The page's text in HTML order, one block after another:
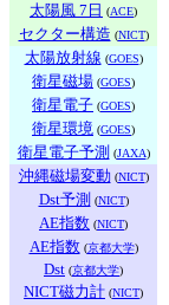
太陽風 7日 (ACE)
セクター構造 (NICT)
太陽放射線 (GOES)
衛星磁場 (GOES)
衛星電子 (GOES)
衛星環境 (GOES)
衛星電子予測 (JAXA)
沖縄磁場変動 (NICT)
Dst予測 (NICT)
AE指数 (NICT)
AE指数(京都大学)
Dst (京都大学)
NICT磁力計 (NICT)